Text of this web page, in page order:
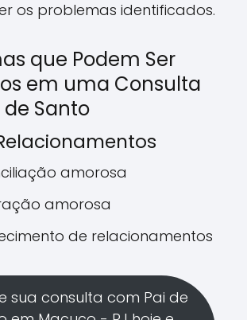
os problemas identificados.
que Podem Ser
em uma Consulta
Santo
amorosa
amorosa
de relacionamentos
sua consulta com Pai de